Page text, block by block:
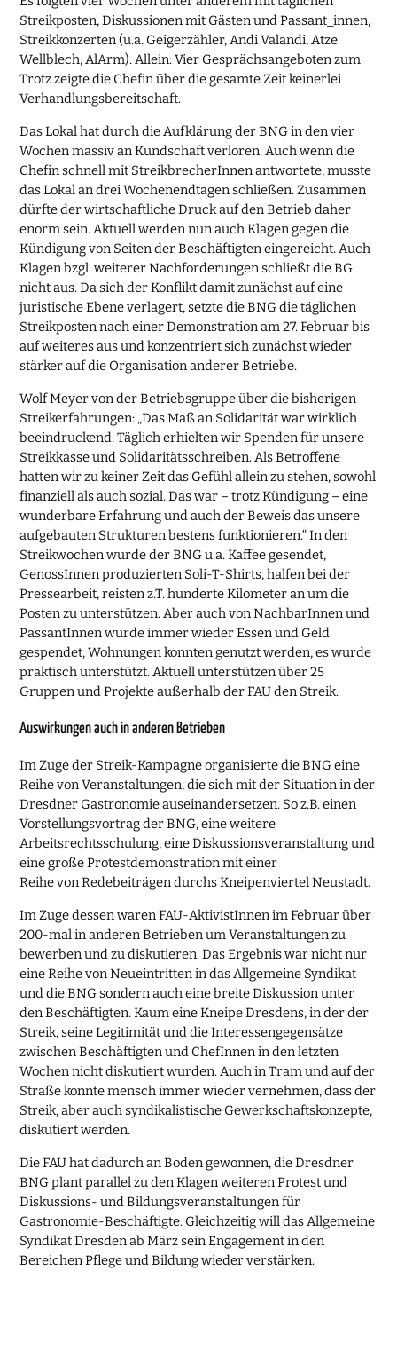
Streikposten, Diskussionen mit Gästen und Passant_innen,
Streikkonzerten (u.a. Geigerzähler, Andi Valandi, Atze
Wellblech, AlArm). Allein: Vier Gesprächsangeboten zum
Trotz zeigte die Chefin über die gesamte Zeit keinerlei
Verhandlungsbereitschaft.
Das Lokal hat durch die Aufklärung der BNG in den vier
Wochen massiv an Kundschaft verloren. Auch wenn die
Chefin schnell mit StreikbrecherInnen antwortete, musste
das Lokal an drei Wochenendtagen schließen. Zusammen
dürfte der wirtschaftliche Druck auf den Betrieb daher
enorm sein. Aktuell werden nun auch Klagen gegen die
Kündigung von Seiten der Beschäftigten eingereicht. Auch
Klagen bzgl. weiterer Nachforderungen schließt die BG
nicht aus. Da sich der Konflikt damit zunächst auf eine
juristische Ebene verlagert, setzte die BNG die täglichen
Streikposten nach einer Demonstration am 27. Februar bis
auf weiteres aus und konzentriert sich zunächst wieder
stärker auf die Organisation anderer Betriebe.
Wolf Meyer von der Betriebsgruppe über die bisherigen
Streikerfahrungen: „Das Maß an Solidarität war wirklich
beeindruckend. Täglich erhielten wir Spenden für unsere
Streikkasse und Solidaritätsschreiben. Als Betroffene
hatten wir zu keiner Zeit das Gefühl allein zu stehen, sowohl
finanziell als auch sozial. Das war – trotz Kündigung – eine
wunderbare Erfahrung und auch der Beweis das unsere
aufgebauten Strukturen bestens funktionieren.“ In den
Streikwochen wurde der BNG u.a. Kaffee gesendet,
GenossInnen produzierten Soli-T-Shirts, halfen bei der
Pressearbeit, reisten z.T. hunderte Kilometer an um die
Posten zu unterstützen. Aber auch von NachbarInnen und
PassantInnen wurde immer wieder Essen und Geld
gespendet, Wohnungen konnten genutzt werden, es wurde
praktisch unterstützt. Aktuell unterstützen über 25
Gruppen und Projekte außerhalb der FAU den Streik.
Auswirkungen auch in anderen Betrieben
Im Zuge der Streik-Kampagne organisierte die BNG eine
Reihe von Veranstaltungen, die sich mit der Situation in der
Dresdner Gastronomie auseinandersetzen. So z.B. einen
Vorstellungsvortrag der BNG, eine weitere
Arbeitsrechtsschulung, eine Diskussionsveranstaltung und
eine große Protestdemonstration mit einer
Reihe von Redebeiträgen durchs Kneipenviertel Neustadt.
Im Zuge dessen waren FAU-AktivistInnen im Februar über
200-mal in anderen Betrieben um Veranstaltungen zu
bewerben und zu diskutieren. Das Ergebnis war nicht nur
eine Reihe von Neueintritten in das Allgemeine Syndikat
und die BNG sondern auch eine breite Diskussion unter
den Beschäftigten. Kaum eine Kneipe Dresdens, in der der
Streik, seine Legitimität und die Interessengegensätze
zwischen Beschäftigten und ChefInnen in den letzten
Wochen nicht diskutiert wurden. Auch in Tram und auf der
Straße konnte mensch immer wieder vernehmen, dass der
Streik, aber auch syndikalistische Gewerkschaftskonzepte,
diskutiert werden.
Die FAU hat dadurch an Boden gewonnen, die Dresdner
BNG plant parallel zu den Klagen weiteren Protest und
Diskussions- und Bildungsveranstaltungen für
Gastronomie-Beschäftigte. Gleichzeitig will das Allgemeine
Syndikat Dresden ab März sein Engagement in den
Bereichen Pflege und Bildung wieder verstärken.